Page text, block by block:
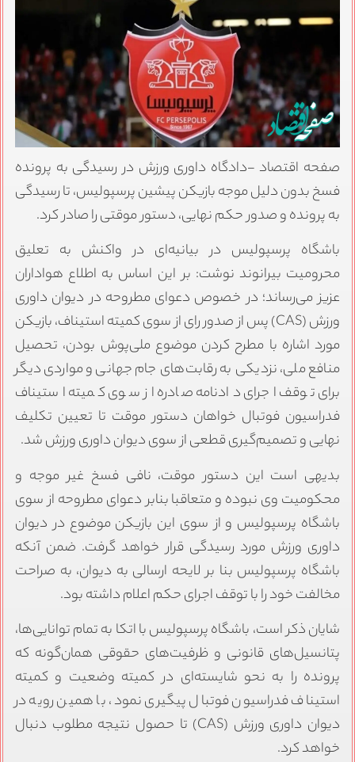
صفحه اقتصاد -دادگاه داوری ورزش در رسیدگی به پرونده
فسخ بدون دلیل موجه بازیکن پیشین پرسپولیس، تا رسیدگی
به پرونده و صدور حکم نهایی، دستور موقتی را صادر کرد.
باشگاه پرسپولیس در بیانیه‌ای در واکنش به تعلیق
محرومیت بیرانوند نوشت: بر این اساس به اطلاع هواداران
عزیز می‌رساند؛ در خصوص دعوای مطروحه در دیوان داوری
ورزش (CAS) پس از صدور رای از سوی کمیته استیناف، بازیکن
مورد اشاره با مطرح کردن موضوع ملی‌پوش بودن، تحصیل
منافع ملی، نزدیکی به رقابت‌های جام جهانی و مواردی دیگر
برای توقف اجرای دادنامه صادره از سوی کمیته استیناف
فدراسیون فوتبال خواهان دستور موقت تا تعیین تکلیف
نهایی و تصمیم‌گیری قطعی از سوی دیوان داوری ورزش شد.
بدیهی است این دستور موقت، نافی فسخ غیر موجه و
محکومیت وی نبوده و متعاقبا بنابر دعوای مطروحه از سوی
باشگاه پرسپولیس و از سوی این بازیکن موضوع در دیوان
داوری ورزش مورد رسیدگی قرار خواهد گرفت. ضمن آنکه
باشگاه پرسپولیس بنا بر لایحه ارسالی به دیوان، به صراحت
مخالفت خود را با توقف اجرای حکم اعلام داشته بود.
شایان ذکر است، باشگاه پرسپولیس با اتکا به تمام توانایی‌ها،
پتانسیل‌های قانونی و ظرفیت‌های حقوقی همان‌گونه که
پرونده را به نحو شایسته‌ای در کمیته وضعیت و کمیته
استیناف فدراسیون فوتبال پیگیری نمود، با همین رویه در
دیوان داوری ورزش (CAS) تا حصول نتیجه مطلوب دنبال
خواهد کرد.